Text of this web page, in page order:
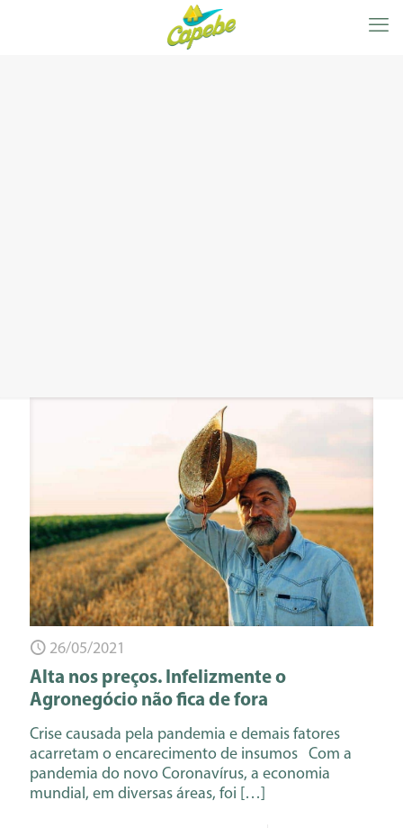
26/05/2021
Alta nos preços. Infelizmente o
Agronegócio não fica de fora
Crise causada pela pandemia e demais fatores
acarretam o encarecimento de insumos Com a
pandemia do novo Coronavírus, a economia
mundial, em diversas áreas, foi […]